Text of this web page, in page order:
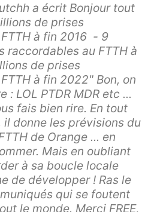
a écrit Bonjour tout
de prises
à fin 2016 - 9
raccordables au FTTH à
de prises
à fin 2022" Bon, on
: LOL PTDR MDR etc ...
fais bien rire. En tout
donne les prévisions du
de Orange ... en
Mais en oubliant
à sa boucle locale
de développer ! Ras le
qui se foutent
le monde. Merci FREE,